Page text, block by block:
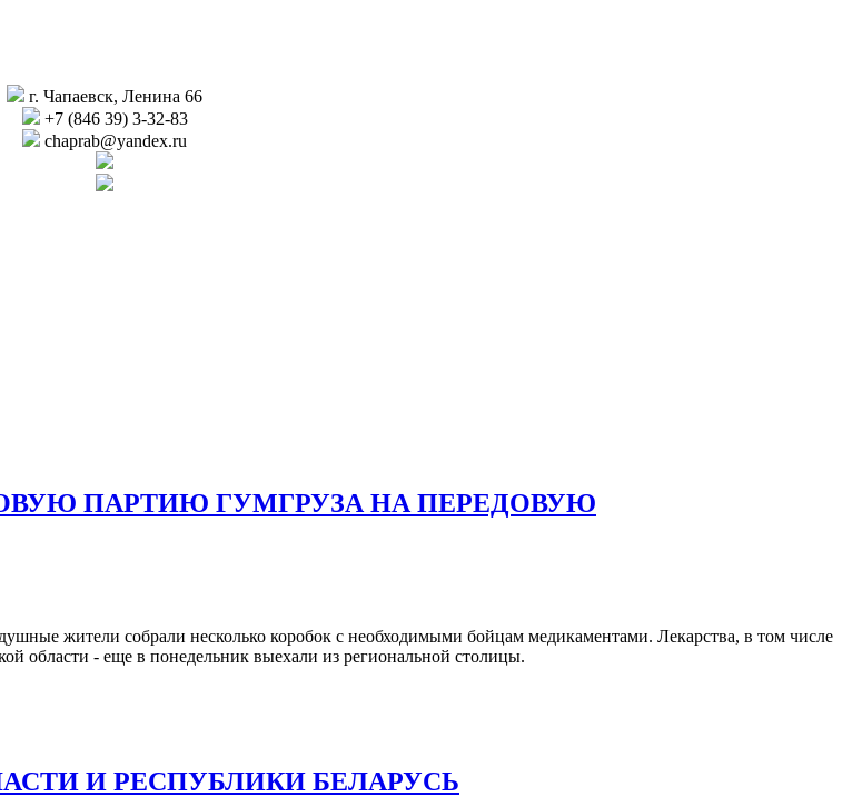
г. Чапаевск, Ленина 66
+7 (846 39) 3-32-83
chaprab@yandex.ru
ПАРТИЮ ГУМГРУЗА НА ПЕРЕДОВУЮ
жители собрали несколько коробок с необходимыми бойцам медикаментами. Лекарства, в том числе
области - еще в понедельник выехали из региональной столицы.
И РЕСПУБЛИКИ БЕЛАРУСЬ